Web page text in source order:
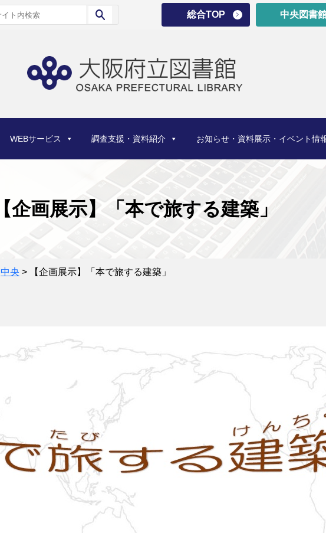
WEBサービス 調査支援・資料紹介 お知らせ・資料展示・イベント情
総合TOP 中央図書
【企画展示】「本で旅する建築」
中央 > 【企画展示】「本で旅する建築」